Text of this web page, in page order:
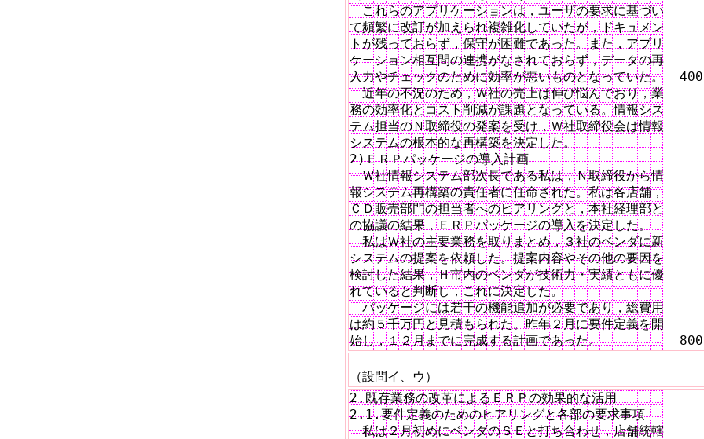
これらのアプリケーションは，ユーザの要求に基づい
て頻繁に改訂が加えられ複雑化していたが，ドキュメン
トが残っておらず，保守が困難であった。また，アプリ
ケーション相互間の連携がなされておらず，データの再
入力やチェックのために効率が悪いものとなっていた。  400
近年の不況のため，Ｗ社の売上は伸び悩んでおり，業
務の効率化とコスト削減が課題となっている。情報シス
テム担当のＮ取締役の発案を受け，Ｗ社取締役会は情報
システムの根本的な再構築を決定した。
2)ＥＲＰパッケージの導入計画
Ｗ社情報システム部次長である私は，Ｎ取締役から情
報システム再構築の責任者に任命された。私は各店舗，
ＣＤ販売部門の担当者へのヒアリングと，本社経理部と
の協議の結果，ＥＲＰパッケージの導入を決定した。
私はＷ社の主要業務を取りまとめ，３社のベンダに新
システムの提案を依頼した。提案内容やその他の要因を
検討した結果，Ｈ市内のベンダが技術力・実績ともに優
れていると判断し，これに決定した。
パッケージには若干の機能追加が必要であり，総費用
は約５千万円と見積もられた。昨年２月に要件定義を開
始し，１２月までに完成する計画であった。　　　　　  800
（設問イ、ウ）
2.既存業務の改革によるＥＲＰの効果的な活用
2.1.要件定義のためのヒアリングと各部の要求事項
私は２月初めにベンダのＳＥと打ち合わせ，店舗統轄